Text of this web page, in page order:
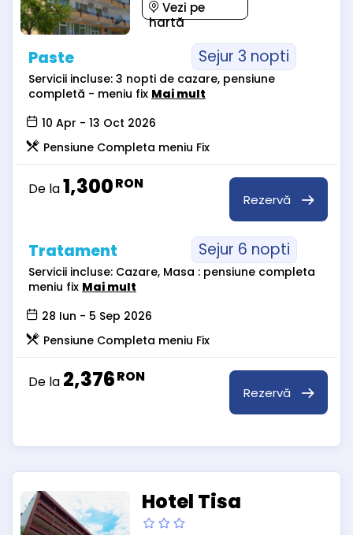
Vezi pe
hartă
Paste Sejur 3 nopti
Servicii incluse: 3 nopti de cazare, pensiune
completă - meniu fix Mai mult
10 Apr - 13 Oct 2026
Pensiune Completa meniu Fix
De la1,300RON
Rezervă
Tratament Sejur 6 nopti
Servicii incluse: Cazare, Masa : pensiune completa
meniu fix Mai mult
28 Iun - 5 Sep 2026
Pensiune Completa meniu Fix
De la 2,376RON
Rezervă
Hotel Tisa